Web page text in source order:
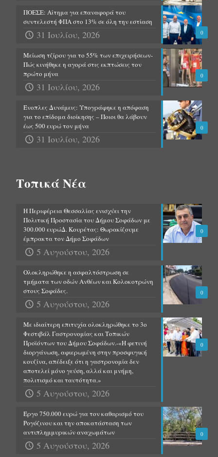
0
ΠΟΕΣΕ: Αίτημα για επαναφορά του
συντελεστή ΦΠΑ στο 13% σε όλη την εστίαση
31 Ιουλίου, 2026
0
Μείωση τζίρου για το 55% των επιχειρήσεων-
Πώς κινήθηκε η αγορά στις εκπτώσεις τον
πρώτο μήνα
31 Ιουλίου, 2026
0
Ένοπλες Δυνάμεις: Υπογράφηκε η απόφαση
για το επίδομα διοίκησης – Ποιοι θα λάβουν
έως 500 ευρώ τον μήνα
31 Ιουλίου, 2026
Τοπικά Νέα
0
Η Περιφέρεια Θεσσαλίας ενισχύει την
Πολιτική Προστασία του Δήμου Σοφάδων με
300.000 ευρώΔ. Κουρέτας: Θωρακίζουμε
έμπρακτα τον Δήμο Σοφάδων
5 Αυγούστου, 2026
0
Ολοκληρώθηκε η ασφαλτόστρωση σε
τμήματα των οδών Ανθέων και Κολοκοτρώνη
στους Σοφάδες.
5 Αυγούστου, 2026
0
Με ιδιαίτερη επιτυχία ολοκληρώθηκε το 3ο
Φεστιβάλ Γαστρονομίας και Τοπικών
Προϊόντων του Δήμου Σοφάδων.-«Η φετινή
διοργάνωση, αφιερωμένη στην προσφυγική
κουζίνα, απέδειξε ότι η γαστρονομία δεν
αποτελεί μόνο γεύση, αλλά και μνήμη,
πολιτισμό και ταυτότητα.»
5 Αυγούστου, 2026
0
Έργο 750.000 ευρώ για τον καθαρισμό του
Ρογόζινου και την αποκατάσταση των
αντιπλημμυρικών αναχωμάτων
5 Αυγούστου, 2026